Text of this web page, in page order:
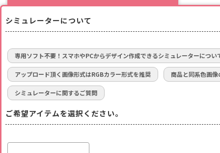
シミュレーターについて
専用ソフト不要！スマホやPCからデザイン作成できるシミュレーターについ
アップロード頂く画像形式はRGBカラー形式を推奨 商品と同系色画
シミュレーターに関するご質問
ご希望アイテムを選択ください。